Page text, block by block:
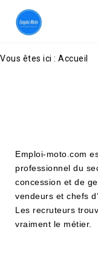
Emploi-
Moto
Vous êtes ici : Accueil
Emploi-moto.com
professionnel du
concession et de
vendeurs et chefs
Les recruteurs
vraiment le métier.